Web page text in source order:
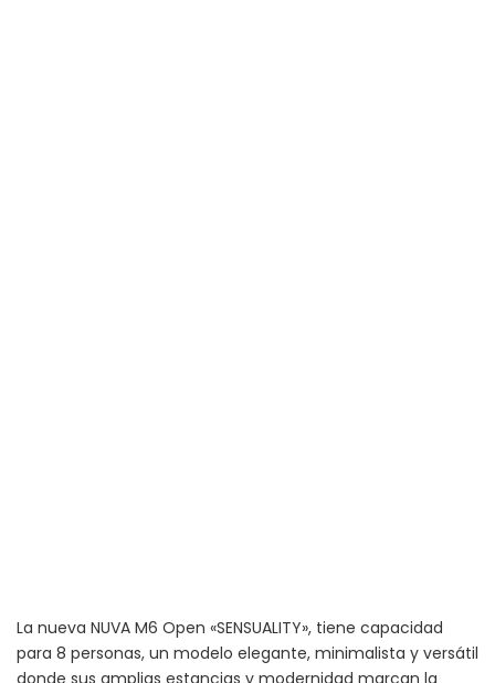
La nueva NUVA M6 Open «SENSUALITY», tiene capacidad
para 8 personas, un modelo elegante, minimalista y versátil
donde sus amplias estancias y modernidad marcan la